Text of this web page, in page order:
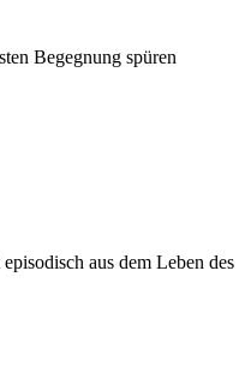
Begegnung spüren
aus dem Leben des